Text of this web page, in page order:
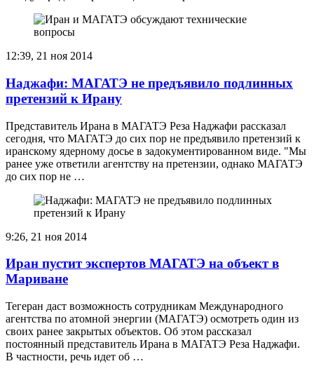
12:39, 21 ноя 2014
Наджафи: МАГАТЭ не предъявило подлинных
претензий к Ирану
Представитель Ирана в МАГАТЭ Реза Наджафи рассказал
сегодня, что МАГАТЭ до сих пор не предъявило претензий к
иранскому ядерному досье в задокументированном виде. "Мы
ранее уже ответили агентству на претензии, однако МАГАТЭ
до сих пор не …
9:26, 21 ноя 2014
Иран пустит экспертов МАГАТЭ на объект в
Мариване
Тегеран даст возможность сотрудникам Международного
агентства по атомной энергии (МАГАТЭ) осмотреть один из
своих ранее закрытых объектов. Об этом рассказал
постоянный представитель Ирана в МАГАТЭ Реза Наджафи.
В частности, речь идет об …